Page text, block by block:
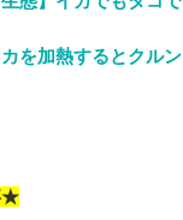
カを加熱するとクル
★